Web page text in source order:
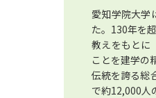
愛知学院大学
た。130年を
教えをもとに
ことを建学の
伝統を誇る総
で約12,000人